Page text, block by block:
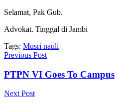
Selamat, Pak Gub.
Advokat. Tinggal di Jambi
Tags: Musri nauli
Previous Post
PTPN VI Goes To Campus
Next Post